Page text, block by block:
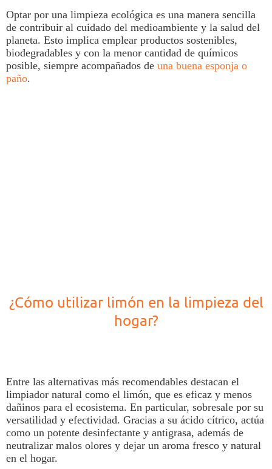
Optar por una limpieza ecológica es una manera sencilla
de contribuir al cuidado del medioambiente y la salud del
planeta. Esto implica emplear productos sostenibles,
biodegradables y con la menor cantidad de químicos
posible, siempre acompañados de una buena esponja o
paño.
¿Cómo utilizar limón en la limpieza del
hogar?
Entre las alternativas más recomendables destacan el
limpiador natural como el limón, que es eficaz y menos
dañinos para el ecosistema. En particular, sobresale por su
versatilidad y efectividad. Gracias a su ácido cítrico, actúa
como un potente desinfectante y antigrasa, además de
neutralizar malos oloresy dejar un aroma fresco y natural
en el hogar.